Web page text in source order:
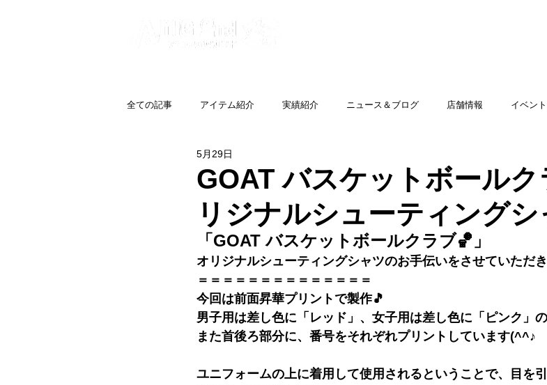
全ての記事 アイテム紹介 実績紹介 ニュース＆ブログ 店舗情報 イベン
GOAT バスケットボールク
リジナルシューティングシ
5月29日
「GOAT バスケットボールクラブ🏀」
オリジナルシューティングシャツのお手伝いをさせていただ
＝＝＝＝＝＝＝＝＝＝＝＝＝＝
今回は前面昇華プリントで製作🎵
男子用は差し色に「レッド」、女子用は差し色に「ピンク」
また首後ろ部分に、番号をそれぞれプリントしています(^^♪
ユニフォームの上に着用して使用されるということで、目を